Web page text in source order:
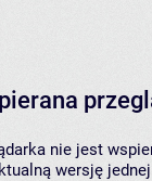
nie jest
wersję